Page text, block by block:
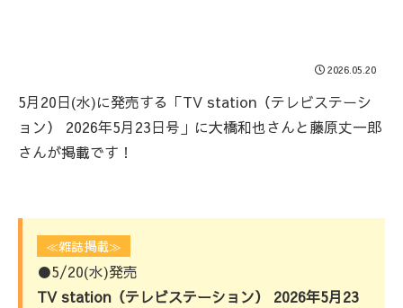
2026.05.20
5月20日(水)に発売する「TV station（テレビステーシ
ョン） 2026年5月23日号」に大橋和也さんと藤原丈一郎
さんが掲載です！
≪雑誌掲載≫
●5/20(水)発売
TV station（テレビステーション） 2026年5月23